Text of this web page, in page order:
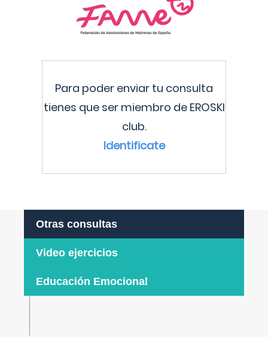
Para poder enviar tu consulta
tienes que ser miembro de EROSKI
club.
Identificate
Otras consultas
Video ejercicios
Educación Emocional